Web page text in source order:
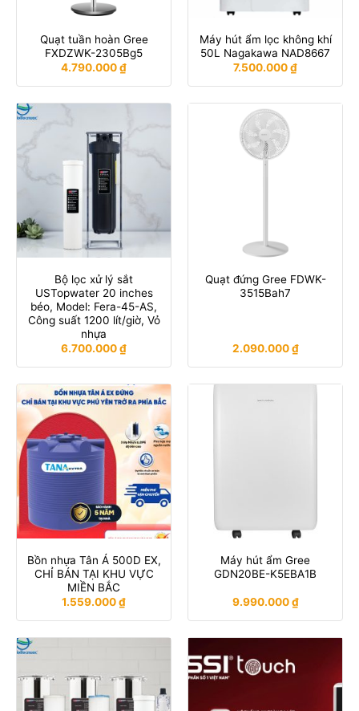
Quạt tuần hoàn Gree
FXDZWK-2305Bg5
4.790.000₫
Máy hút ẩm lọc không khí
50L Nagakawa NAD8667
7.500.000₫
Bộ lọc xử lý sắt
USTopwater 20 inches
béo, Model: Fera-45-AS,
Công suất 1200 lít/giờ, Vỏ
nhựa
6.700.000₫
Quạt đứng Gree FDWK-
3515Bah7
2.090.000₫
Bồn nhựa Tân Á 500D EX,
CHỈ BÁN TẠI KHU VỰC
MIỀN BẮC
1.559.000₫
Máy hút ẩm Gree
GDN20BE-K5EBA1B
9.990.000₫